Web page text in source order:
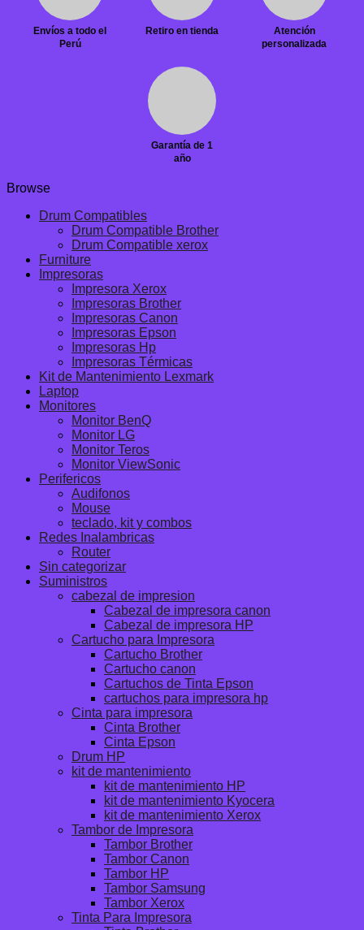
Envíos a todo el
Perú
Retiro en tienda
Atención
personalizada
Garantía de 1
año
Browse
Drum Compatibles
Drum Compatible Brother
Drum Compatible xerox
Furniture
Impresoras
Impresora Xerox
Impresoras Brother
Impresoras Canon
Impresoras Epson
Impresoras Hp
Impresoras Térmicas
Kit de Mantenimiento Lexmark
Laptop
Monitores
Monitor BenQ
Monitor LG
Monitor Teros
Monitor ViewSonic
Perifericos
Audifonos
Mouse
teclado, kit y combos
Redes Inalambricas
Router
Sin categorizar
Suministros
cabezal de impresion
Cabezal de impresora canon
Cabezal de impresora HP
Cartucho para Impresora
Cartucho Brother
Cartucho canon
Cartuchos de Tinta Epson
cartuchos para impresora hp
Cinta para impresora
Cinta Brother
Cinta Epson
Drum HP
kit de mantenimiento
kit de mantenimiento HP
kit de mantenimiento Kyocera
kit de mantenimiento Xerox
Tambor de Impresora
Tambor Brother
Tambor Canon
Tambor HP
Tambor Samsung
Tambor Xerox
Tinta Para Impresora